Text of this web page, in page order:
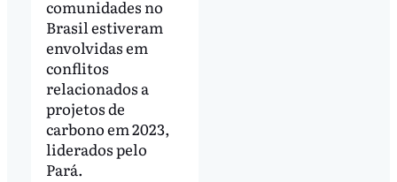
comunidades no
Brasil estiveram
envolvidas em
conflitos
relacionados a
projetos de
carbono em 2023,
liderados pelo
Pará.